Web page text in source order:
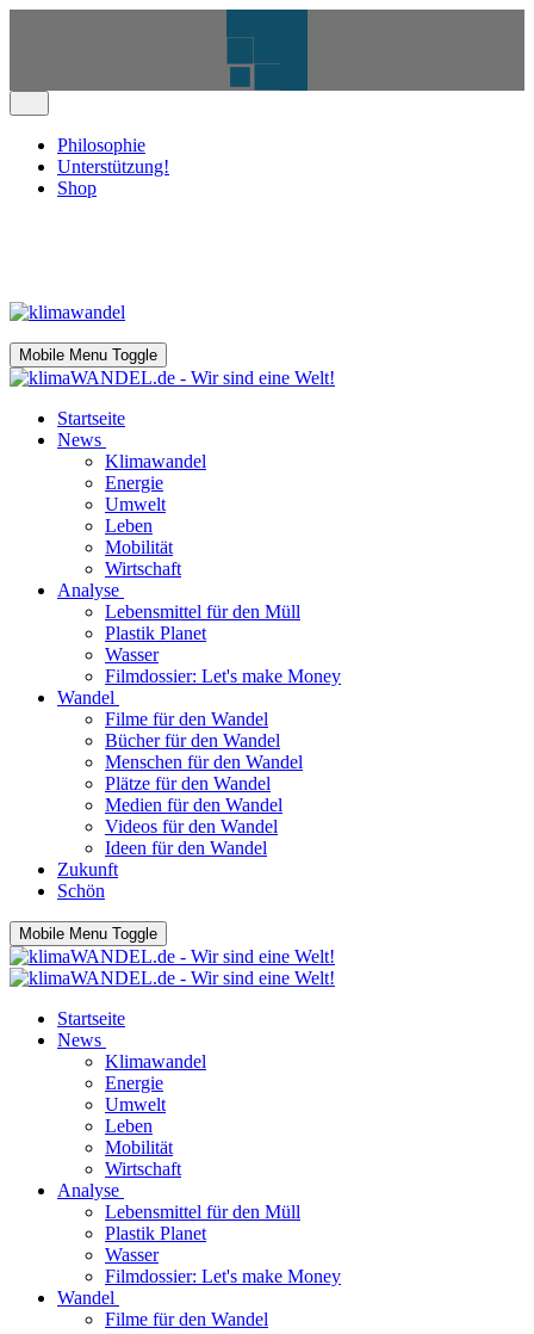
Philosophie
Unterstützung!
Shop
Mobile Menu Toggle
Startseite
News
Klimawandel
Energie
Umwelt
Leben
Mobilität
Wirtschaft
Analyse
Lebensmittel für den Müll
Plastik Planet
Wasser
Filmdossier: Let's make Money
Wandel
Filme für den Wandel
Bücher für den Wandel
Menschen für den Wandel
Plätze für den Wandel
Medien für den Wandel
Videos für den Wandel
Ideen für den Wandel
Zukunft
Schön
Mobile Menu Toggle
Startseite
News
Klimawandel
Energie
Umwelt
Leben
Mobilität
Wirtschaft
Analyse
Lebensmittel für den Müll
Plastik Planet
Wasser
Filmdossier: Let's make Money
Wandel
Filme für den Wandel